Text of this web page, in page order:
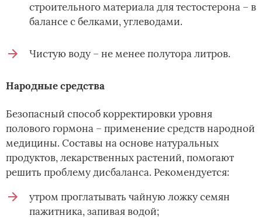
строительного материала для тестостерона – в
балансе с белками, углеводами.
Чистую воду – не менее полутора литров.
Народные средства
Безопасный способ корректировки уровня
полового гормона – применение средств народной
медицины. Составы на основе натуральных
продуктов, лекарственных растений, помогают
решить проблему дисбаланса. Рекомендуется:
утром проглатывать чайную ложку семян
пажитника, запивая водой;